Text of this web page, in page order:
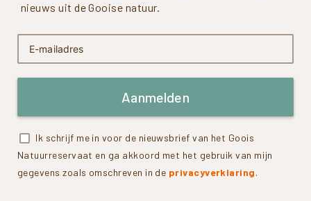
nieuws uit de Gooise natuur.
Aanmelden
Ik schrijf me in voor de nieuwsbrief van het Goois
Natuurreservaat en ga akkoord met het gebruik van mijn
gegevens zoals omschreven in de privacyverklaring.